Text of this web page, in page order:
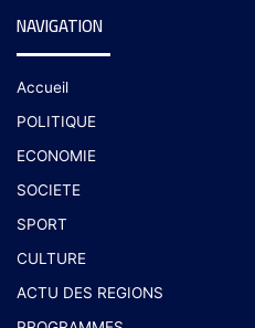
NAVIGATION
Accueil
POLITIQUE
ECONOMIE
SOCIETE
SPORT
CULTURE
ACTU DES REGIONS